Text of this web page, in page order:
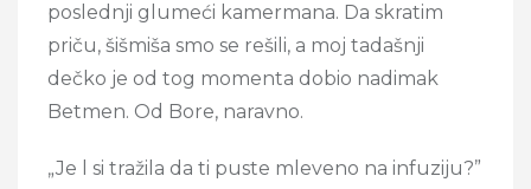
poslednji glumeći kamermana. Da skratim
priču, šišmiša smo se rešili, a moj tadašnji
dečko je od tog momenta dobio nadimak
Betmen. Od Bore, naravno.
„Je l si tražila da ti puste mleveno na infuziju?”